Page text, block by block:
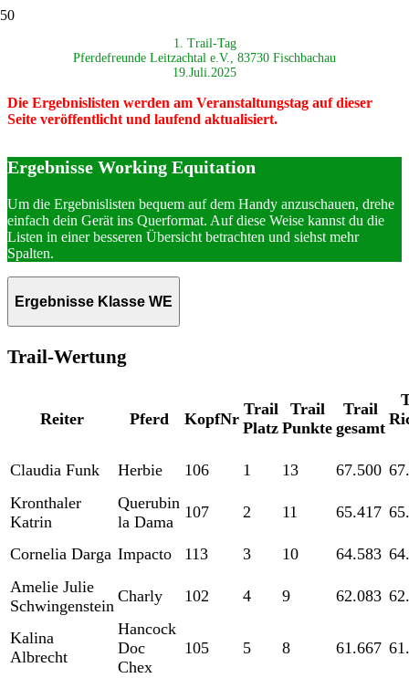
1. Trail-Tag
Pferdefreunde Leitzachtal e.V., 83730 Fischbachau
19.Juli.2025
Die Ergebnislisten werden am Veranstaltungstag auf dieser
Seite veröffentlicht und laufend aktualisiert.
Ergebnisse Working Equitation
Um die Ergebnislisten bequem auf dem Handy anzuschauen, drehe
einfach dein Gerät ins Querformat. Auf diese Weise kannst du die
Listen in einer besseren Übersicht betrachten und siehst mehr
Spalten.
Ergebnisse Klasse WE
Trail-Wertung
Reiter Pferd KopfNr
Trail
Platz
Trail
Punkte
Trail
gesamt
Claudia Funk Herbie 106 1 13 67.500
Kronthaler
Katrin
Querubin
la Dama
107 2 11 65.417
Cornelia Darga Impacto 113 3 10 64.583
Amelie Julie
Schwingenstein
Charly 102 4 9 62.083
Kalina
Albrecht
Hancock
Doc
Chex
105 5 8 61.667